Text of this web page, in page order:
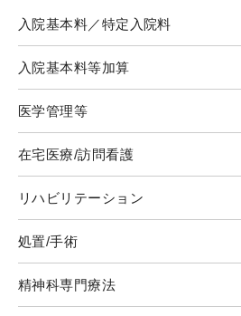
入院基本料／特定入院料
入院基本料等加算
医学管理等
在宅医療/訪問看護
リハビリテーション
処置/手術
精神科専門療法